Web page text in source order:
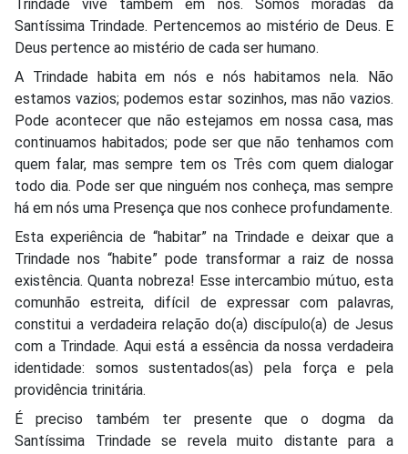
Trindade vive também em nós. Somos moradas da
Santíssima Trindade. Pertencemos ao mistério de Deus. E
Deus pertence ao mistério de cada ser humano.
A Trindade habita em nós e nós habitamos nela. Não
estamos vazios; podemos estar sozinhos, mas não vazios.
Pode acontecer que não estejamos em nossa casa, mas
continuamos habitados; pode ser que não tenhamos com
quem falar, mas sempre tem os Três com quem dialogar
todo dia. Pode ser que ninguém nos conheça, mas sempre
há em nós uma Presença que nos conhece profundamente.
Esta experiência de “habitar” na Trindade e deixar que a
Trindade nos “habite” pode transformar a raiz de nossa
existência. Quanta nobreza! Esse intercambio mútuo, esta
comunhão estreita, difícil de expressar com palavras,
constitui a verdadeira relação do(a) discípulo(a) de Jesus
com a Trindade. Aqui está a essência da nossa verdadeira
identidade: somos sustentados(as) pela força e pela
providência trinitária.
É preciso também ter presente que o dogma da
Santíssima Trindade se revela muito distante para a